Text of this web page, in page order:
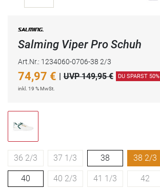
Salming Viper Pro Schuh
Art.Nr.: 1234060-0706-38 2/3
74,97 € | UVP 149,95 € DU SPARST 50%
inkl. 19 % MwSt.
36 2/3 37 1/3 38 38 2/3
40 40 2/3 41 1/3 42